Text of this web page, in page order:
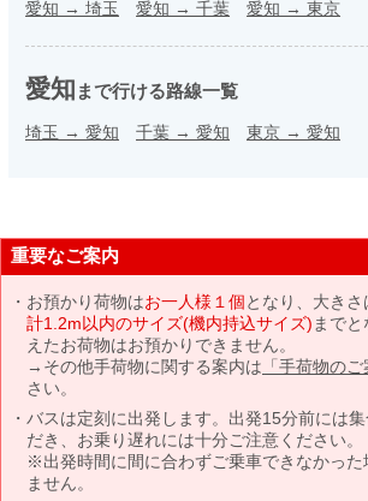
愛知 → 埼玉 愛知 → 千葉 愛知 → 東京
愛知 まで行ける路線一覧
埼玉 → 愛知 千葉 → 愛知 東京 → 愛知
重要なご案内
お預かり荷物はお一人様１個となり、大きさ
計1.2m以内のサイズ(機内持込サイズ) まで
えたお荷物はお預かりできません。
→その他手荷物に関する案内は 「手荷物の
さい。
バスは定刻に出発します。出発15分前には
だき、お乗り遅れには十分ご注意ください。
※出発時間に間に合わずご乗車できなかった
ません。